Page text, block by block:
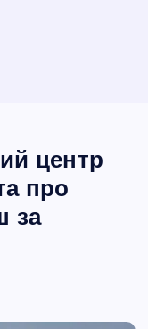
центр
про
за